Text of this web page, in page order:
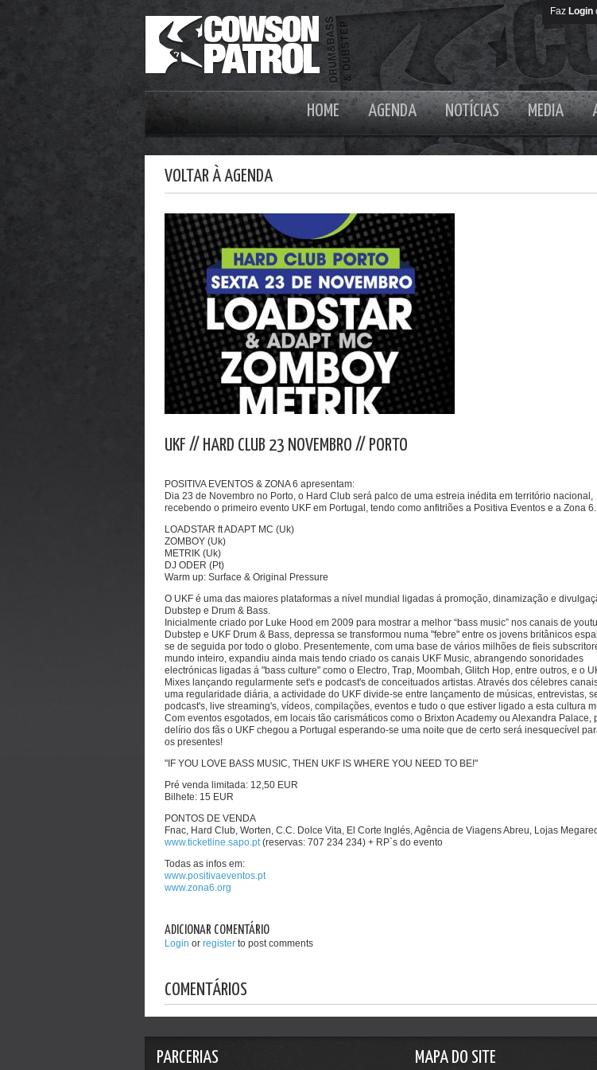
Faz Login
HOME AGENDA NOTÍCIAS MEDIA
VOLTAR À AGENDA
UKF // HARD CLUB 23 NOVEMBRO // PORTO
POSITIVA EVENTOS & ZONA 6 apresentam:
Dia 23 de Novembro no Porto, o Hard Club será palco de uma estreia inédita em território nacional,
recebendo o primeiro evento UKF em Portugal, tendo como anfitriões a Positiva Eventos e a Zona 6.
LOADSTAR ft ADAPT MC (Uk)
ZOMBOY (Uk)
METRIK (Uk)
DJ ODER (Pt)
Warm up: Surface & Original Pressure
O UKF é uma das maiores plataformas a nível mundial ligadas á promoção, dinamização e
Dubstep e Drum & Bass.
Inicialmente criado por Luke Hood em 2009 para mostrar a melhor “bass music” nos canais de
Dubstep e UKF Drum & Bass, depressa se transformou numa "febre" entre os jovens britânicos
se de seguida por todo o globo. Presentemente, com uma base de vários milhões de fieis
mundo inteiro, expandiu ainda mais tendo criado os canais UKF Music, abrangendo sonoridades
electrónicas ligadas á "bass culture" como o Electro, Trap, Moombah, Glitch Hop, entre outros, e o
Mixes lançando regularmente set's e podcast's de conceituados artistas. Através dos célebres
uma regularidade diária, a actividade do UKF divide-se entre lançamento de músicas, entrevistas,
podcast's, live streaming's, vídeos, compilações, eventos e tudo o que estiver ligado a esta cultura
Com eventos esgotados, em locais tão carismáticos como o Brixton Academy ou Alexandra Palace,
delírio dos fãs o UKF chegou a Portugal esperando-se uma noite que de certo será inesquecível
os presentes!
"IF YOU LOVE BASS MUSIC, THEN UKF IS WHERE YOU NEED TO BE!"
Pré venda limitada: 12,50 EUR
Bilhete: 15 EUR
PONTOS DE VENDA
Fnac, Hard Club, Worten, C.C. Dolce Vita, El Corte Inglés, Agência de Viagens Abreu, Lojas
www.ticketline.sapo.pt (reservas: 707 234 234) + RP`s do evento
Todas as infos em:
www.positivaeventos.pt
www.zona6.org
ADICIONAR COMENTÁRIO
Login or register to post comments
COMENTÁRIOS
PARCERIAS MAPA DO SITE